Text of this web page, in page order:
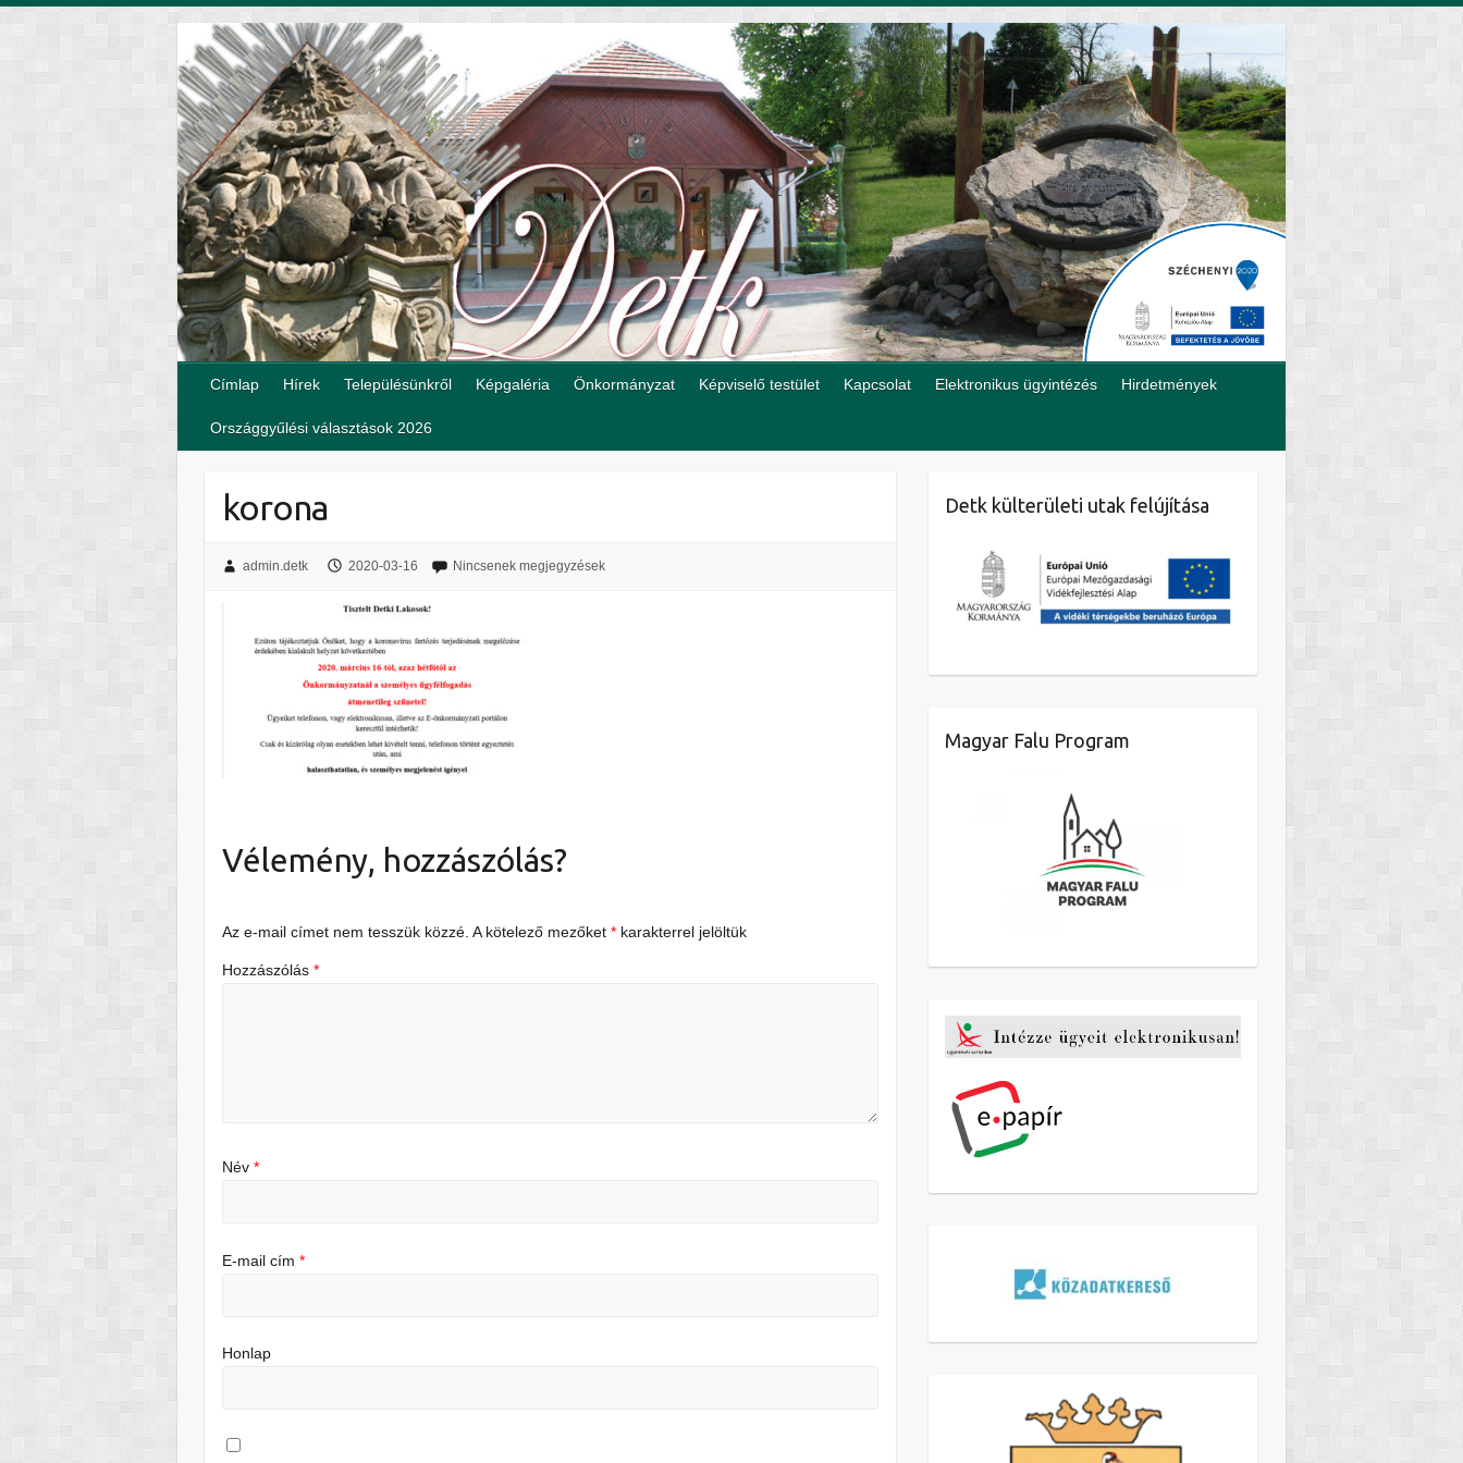
Címlap Hírek Településünkről Képgaléria Önkormányzat Képviselő testület Kapcsolat Elektronikus ügyintézés Hirdetmények
Országgyűlési választások 2026
korona
admin.detk 2020-03-16 Nincsenek megjegyzések
Vélemény, hozzászólás?
Az e-mail címet nem tesszük közzé. A kötelező mezőket* karakterrel jelöltük
Hozzászólás*
Név*
E-mail cím*
Honlap
Detk külterületi utak felújítása
Magyar Falu Program